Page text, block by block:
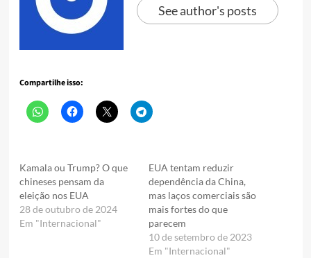
See author's posts
Compartilhe isso:
Kamala ou Trump? O que
chineses pensam da
eleição nos EUA
28 de outubro de 2024
Em "Internacional"
EUA tentam reduzir
dependência da China,
mas laços comerciais são
mais fortes do que
parecem
10 de setembro de 2023
Em "Internacional"